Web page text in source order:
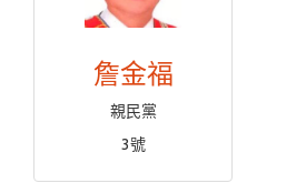
詹金福
親民黨
3號